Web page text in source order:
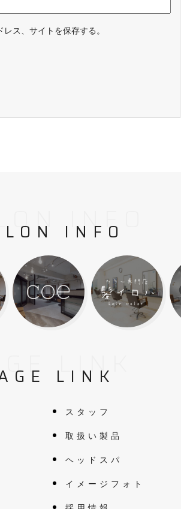
ス、サイトを保存する。
INFO
INFO
LINK
LINK
スタッフ
取扱い製品
ヘッドスパ
イメージフォト